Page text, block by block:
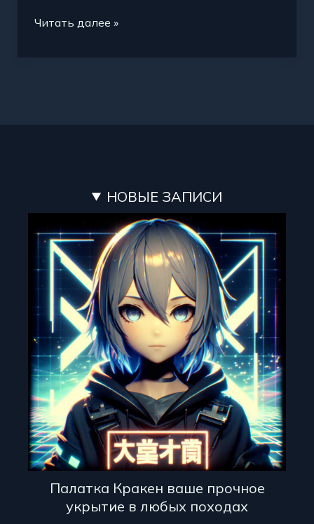
Читать далее »
НОВЫЕ ЗАПИСИ
Палатка Кракен ваше прочное
укрытие в любых походах